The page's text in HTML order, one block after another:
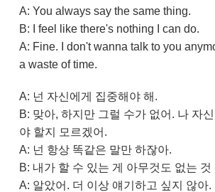
A: You always say the same thing.
B: I feel like there's nothing I can do.
A: Fine. I don't wanna talk to you
a waste of time.
A: 넌 자신에게 집중해야 해.
B: 맞아, 하지만 그럴 수가 없어. 나 자
야 할지 모르겠어.
A: 넌 항상 똑같은 말만 하잖아.
B: 내가 할 수 있는 게 아무것도 없는 것
A: 알았어. 더 이상 얘기하고 싶지 않아